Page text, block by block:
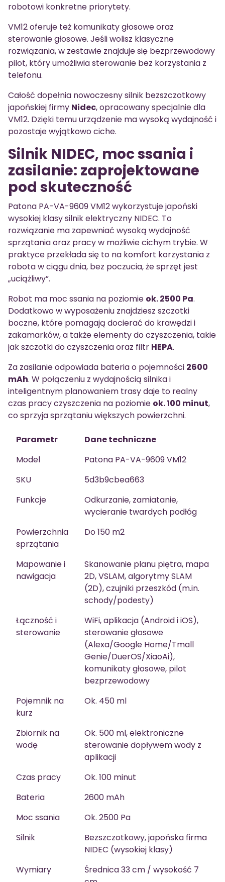
robotowi konkretne priorytety.
VM12 oferuje też komunikaty głosowe oraz
sterowanie głosowe. Jeśli wolisz klasyczne
rozwiązania, w zestawie znajduje się bezprzewodowy
pilot, który umożliwia sterowanie bez korzystania z
telefonu.
Całość dopełnia nowoczesny silnik bezszczotkowy
japońskiej firmy Nidec, opracowany specjalnie dla
VM12. Dzięki temu urządzenie ma wysoką wydajność i
pozostaje wyjątkowo ciche.
Silnik NIDEC, moc ssania i
zasilanie: zaprojektowane
pod skuteczność
Patona PA-VA-9609 VM12 wykorzystuje japoński
wysokiej klasy silnik elektryczny NIDEC. To
rozwiązanie ma zapewniać wysoką wydajność
sprzątania oraz pracy w możliwie cichym trybie. W
praktyce przekłada się to na komfort korzystania z
robota w ciągu dnia, bez poczucia, że sprzęt jest
„uciążliwy”.
Robot ma moc ssania na poziomie ok. 2500 Pa.
Dodatkowo w wyposażeniu znajdziesz szczotki
boczne, które pomagają docierać do krawędzi i
zakamarków, a także elementy do czyszczenia, takie
jak szczotki do czyszczenia oraz filtr HEPA.
Za zasilanie odpowiada bateria o pojemności 2600
mAh. W połączeniu z wydajnością silnika i
inteligentnym planowaniem trasy daje to realny
czas pracy czyszczenia na poziomie ok. 100 minut,
co sprzyja sprzątaniu większych powierzchni.
Parametr
Dane techniczne
Model
Patona PA-VA-9609 VM12
SKU
5d3b9cbea663
Funkcje
Odkurzanie, zamiatanie,
wycieranie twardych podłóg
Powierzchnia
sprzątania
Do 150 m2
Mapowanie i
nawigacja
Skanowanie planu piętra, mapa
2D, VSLAM, algorytmy SLAM
(2D), czujniki przeszkód (m.in.
schody/podesty)
Łączność i
sterowanie
WiFi, aplikacja (Android i iOS),
sterowanie głosowe
(Alexa/Google Home/Tmall
Genie/DuerOS/XiaoAi),
komunikaty głosowe, pilot
bezprzewodowy
Pojemnik na
kurz
Ok. 450 ml
Zbiornik na
wodę
Ok. 500 ml, elektroniczne
sterowanie dopływem wody z
aplikacji
Czas pracy
Ok. 100 minut
Bateria
2600 mAh
Moc ssania
Ok. 2500 Pa
Silnik
Bezszczotkowy, japońska firma
NIDEC (wysokiej klasy)
Wymiary
Średnica 33 cm / wysokość 7